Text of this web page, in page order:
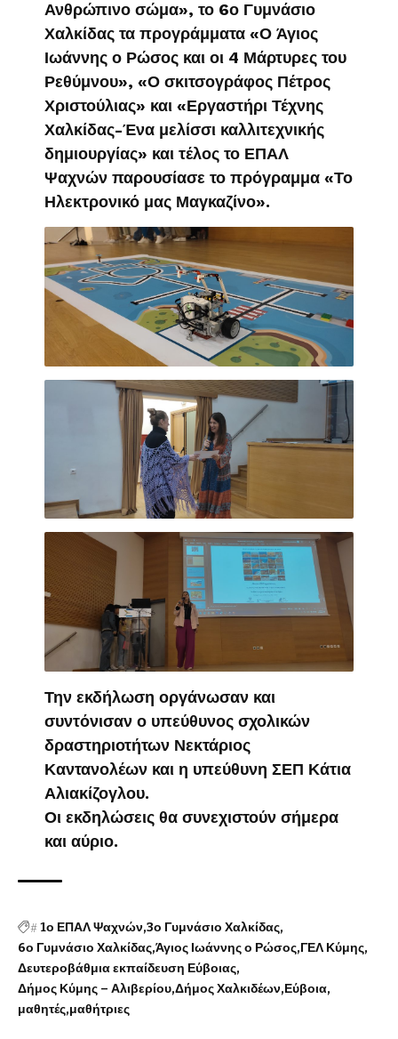
Ανθρώπινο σώμα», το 6ο Γυμνάσιο
Χαλκίδας τα προγράμματα «Ο Άγιος
Ιωάννης ο Ρώσος και οι 4 Μάρτυρες του
Ρεθύμνου», «Ο σκιτσογράφος Πέτρος
Χριστούλιας» και «Εργαστήρι Τέχνης
Χαλκίδας-Ένα μελίσσι καλλιτεχνικής
δημιουργίας» και τέλος το ΕΠΑΛ
Ψαχνών παρουσίασε το πρόγραμμα «Το
Ηλεκτρονικό μας Μαγκαζίνο».
Την εκδήλωση οργάνωσαν και
συντόνισαν ο υπεύθυνος σχολικών
δραστηριοτήτων Νεκτάριος
Καντανολέων και η υπεύθυνη ΣΕΠ Κάτια
Αλιακίζογλου.
Οι εκδηλώσεις θα συνεχιστούν σήμερα
και αύριο.
#1ο ΕΠΑΛ Ψαχνών 3ο Γυμνάσιο Χαλκίδας
6ο Γυμνάσιο Χαλκίδας Άγιος Ιωάννης ο Ρώσος ΓΕΛ Κύμης
Δευτεροβάθμια εκπαίδευση Εύβοιας
Δήμος Κύμης – Αλιβερίου Δήμος Χαλκιδέων Εύβοια
μαθητές μαθήτριες